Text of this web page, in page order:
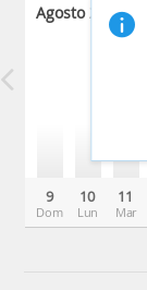
Agosto 2026
9
Dom
10
Lun
11
Mar